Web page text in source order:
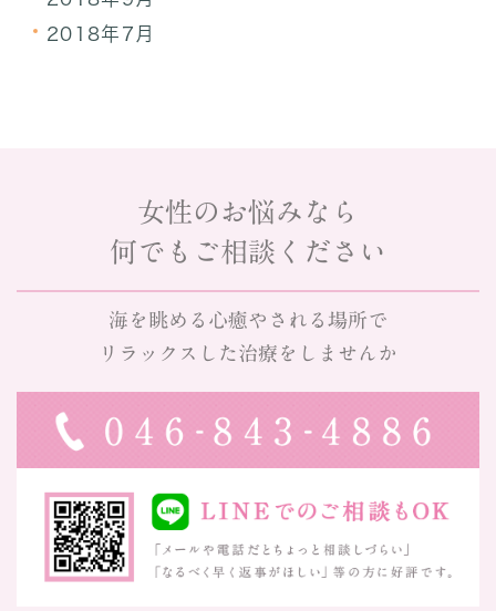
2018年7月
女性のお悩みなら
何でもご相談ください
海を眺める心癒やされる場所で
リラックスした治療をしませんか